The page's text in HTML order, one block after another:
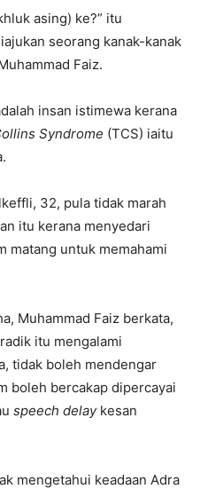
asing) ke?” itu
seorang kanak-kanak
Faiz.
insan istimewa kerana
Syndrome (TCS) iaitu
32, pula tidak marah
itu kerana menyedari
matang untuk memahami
Muhammad Faiz berkata,
itu mengalami
tidak boleh mendengar
boleh bercakap dipercayai
speech delaykesan
mengetahui keadaan Adra